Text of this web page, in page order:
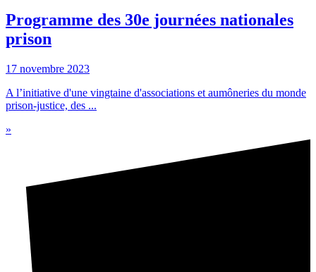
Programme des 30e journées nationales
prison
17 novembre 2023
A l’initiative d'une vingtaine d'associations et aumôneries du monde
prison-justice, des ...
»